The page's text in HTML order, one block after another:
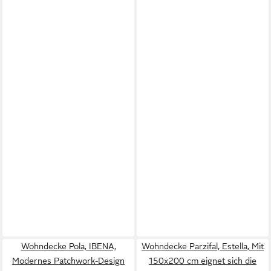
Wohndecke Pola, IBENA,
Modernes Patchwork-Design
Wohndecke Parzifal, Estella, Mit
150x200 cm eignet sich die